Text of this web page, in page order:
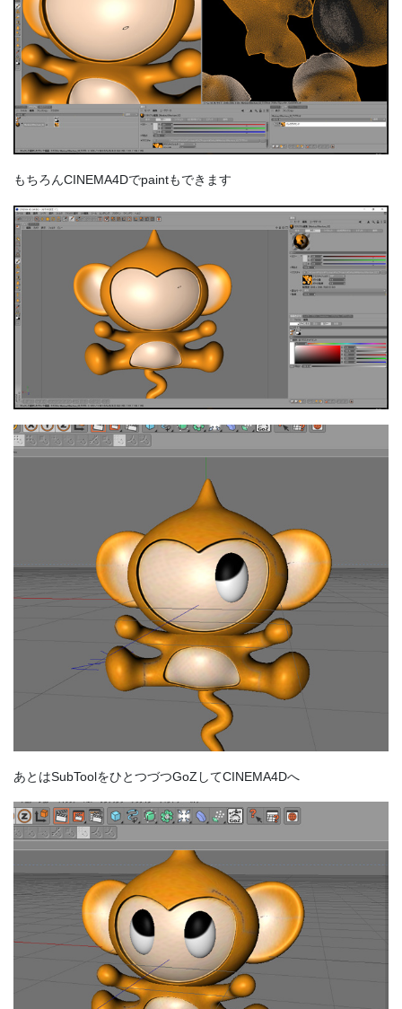
もちろんCINEMA4Dでpaintもできます
あとはSubToolをひとつづつGoZしてCINEMA4Dへ